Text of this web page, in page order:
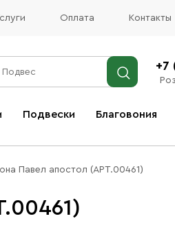
Оплата Контакты
+7
Подвески Благовония
Павел апостол (АРТ.00461)